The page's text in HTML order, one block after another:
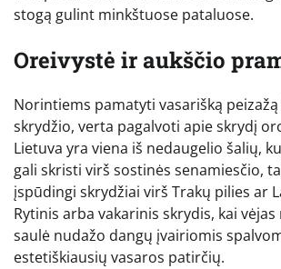
stogą gulint minkštuose pataluose.
Oreivystė ir aukščio
Norintiems pamatyti vasarišką
skrydžio, verta pagalvoti apie skrydį
Lietuva yra viena iš nedaugelio šalių,
gali skristi virš sostinės senamiesčio,
įspūdingi skrydžiai virš Trakų pilies ar
Rytinis arba vakarinis skrydis, kai
saulė nudažo dangų įvairiomis
estetiškiausių vasaros patirčių.